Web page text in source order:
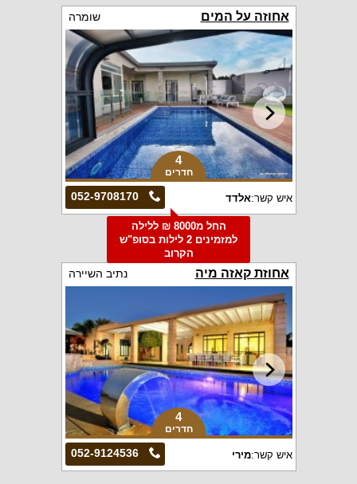
אחוזה על המים שומרה
4
חדרים
052-9708170 איש קשר:אלדד
החל מ8000 ₪ ללילה
למזמינים 2 לילות בסופ"ש
הקרוב
אחוזת קאזה מיה נתיב השיירה
4
חדרים
052-9124536 איש קשר:מירי